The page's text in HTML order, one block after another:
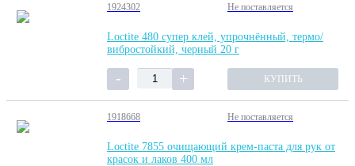
1924302 Не поставляется
Loctite 480 супер клей, упрочнённый, термо/
вибростойкий, черный 20 г
КУПИТЬ
1918668 Не поставляется
Loctite 7855 очищающий крем-паста для рук от
красок и лаков 400 мл